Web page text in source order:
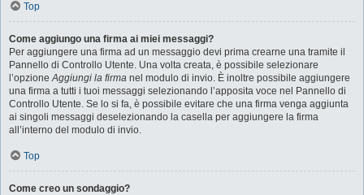
Top
Come aggiungo una firma ai miei messaggi?
Per aggiungere una firma ad un messaggio devi prima crearne una tramite il
Pannello di Controllo Utente. Una volta creata, è possibile selezionare
l’opzioneAggiungi la firma nel modulo di invio. È inoltre possibile aggiungere
una firma a tutti i tuoi messaggi selezionando l’apposita voce nel Pannello di
Controllo Utente. Se lo si fa, è possibile evitare che una firma venga aggiunta
ai singoli messaggi deselezionando la casella per aggiungere la firma
all’interno del modulo di invio.
Top
Come creo un sondaggio?